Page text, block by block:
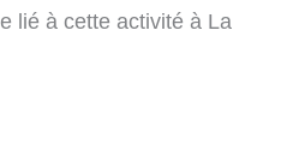
lié à cette activité à La